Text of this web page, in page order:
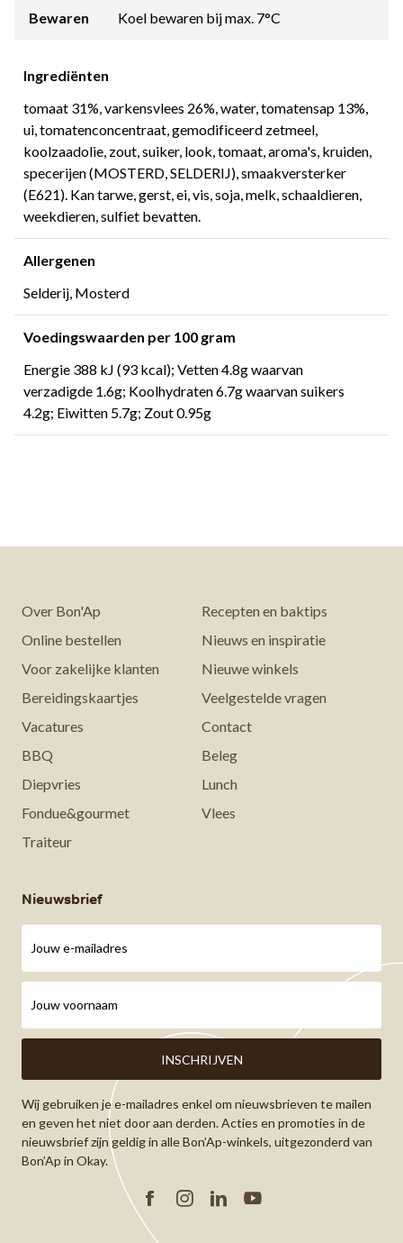
Bewaren Koel bewaren bij max. 7°C
Ingrediënten
tomaat 31%, varkensvlees 26%, water, tomatensap 13%,
ui, tomatenconcentraat, gemodificeerd zetmeel,
koolzaadolie, zout, suiker, look, tomaat, aroma's, kruiden,
specerijen (MOSTERD, SELDERIJ), smaakversterker
(E621). Kan tarwe, gerst, ei, vis, soja, melk, schaaldieren,
weekdieren, sulfiet bevatten.
Allergenen
Selderij, Mosterd
Voedingswaarden per 100 gram
Energie 388 kJ (93 kcal); Vetten 4.8g waarvan
verzadigde 1.6g; Koolhydraten 6.7g waarvan suikers
4.2g; Eiwitten 5.7g; Zout 0.95g
Over Bon'Ap
Recepten en baktips
Online bestellen
Nieuws en inspiratie
Voor zakelijke klanten
Nieuwe winkels
Bereidingskaartjes
Veelgestelde vragen
Vacatures
Contact
BBQ
Beleg
Diepvries
Lunch
Fondue&gourmet
Vlees
Traiteur
Nieuwsbrief
Wij gebruiken je e-mailadres enkel om nieuwsbrieven te mailen
en geven het niet door aan derden. Acties en promoties in de
nieuwsbrief zijn geldig in alle Bon’Ap-winkels, uitgezonderd van
Bon’Ap in Okay.
FacebookInstagram
Linkedin